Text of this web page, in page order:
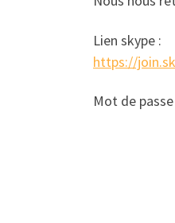
Lien skype :
https://
Mot de